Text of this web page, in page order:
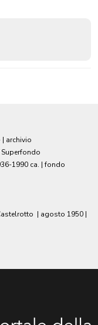
| archivio
1990 ca. | fondo
| agosto 1950 |